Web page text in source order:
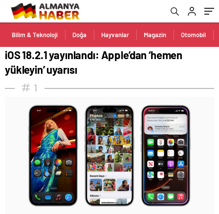
Bilim & Teknoloji Doğa Hayvanlar Magazin Otomobil
iOS 18.2.1 yayınlandı: Apple’dan ‘hemen
yükleyin’ uyarısı
1